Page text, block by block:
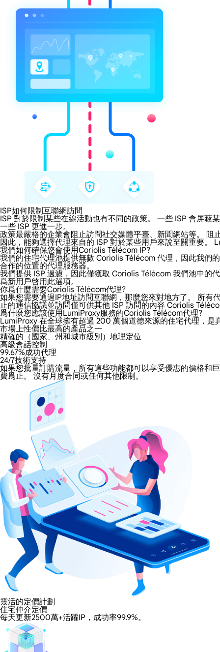
ISP如何限制互聯網訪問
ISP 對於限制某些在線活動也有不同的政策。 一些 ISP 會屏
一些 ISP 更進一步。
政策最嚴格的企業會阻止訪問社交媒體平臺、新聞網站等。
因此，能夠選擇代理來自的 ISP 對於某些用戶來說至關重要
我們如何確保您會使用Coriolis Télécom IP?
我們的住宅代理池提供無數 Coriolis Télécom 代理，因此我們
合作的位置的代理服務器。
我們提供 ISP 過濾，因此僅獲取 Coriolis Télécom 我們池中的
爲新用戶啓用此選項。
你爲什麼需要Coriolis Télécom代理?
如果您需要通過IP地址訪問互聯網，那麼您來對地方了。 所有
止的通信協議並訪問僅可供其他 ISP 訪問的內容 Coriolis
爲什麼您應該使用LumiProxy服務的Coriolis Télécom代理?
LumiProxy 在全球擁有超過 200 萬個道德來源的住宅代理，
市場上性價比最高的產品之一
精確的（國家、州和城市級別）地理定位
高級會話控制
99.67%成功代理
24/7技術支持
如果您批量訂購流量，所有這些功能都可以享受優惠的價格和
費爲止。 沒有月度合同或任何其他限制。
靈活的定價計劃
住宅仲介定價
每天更新2500萬+活躍IP，成功率99.9%。